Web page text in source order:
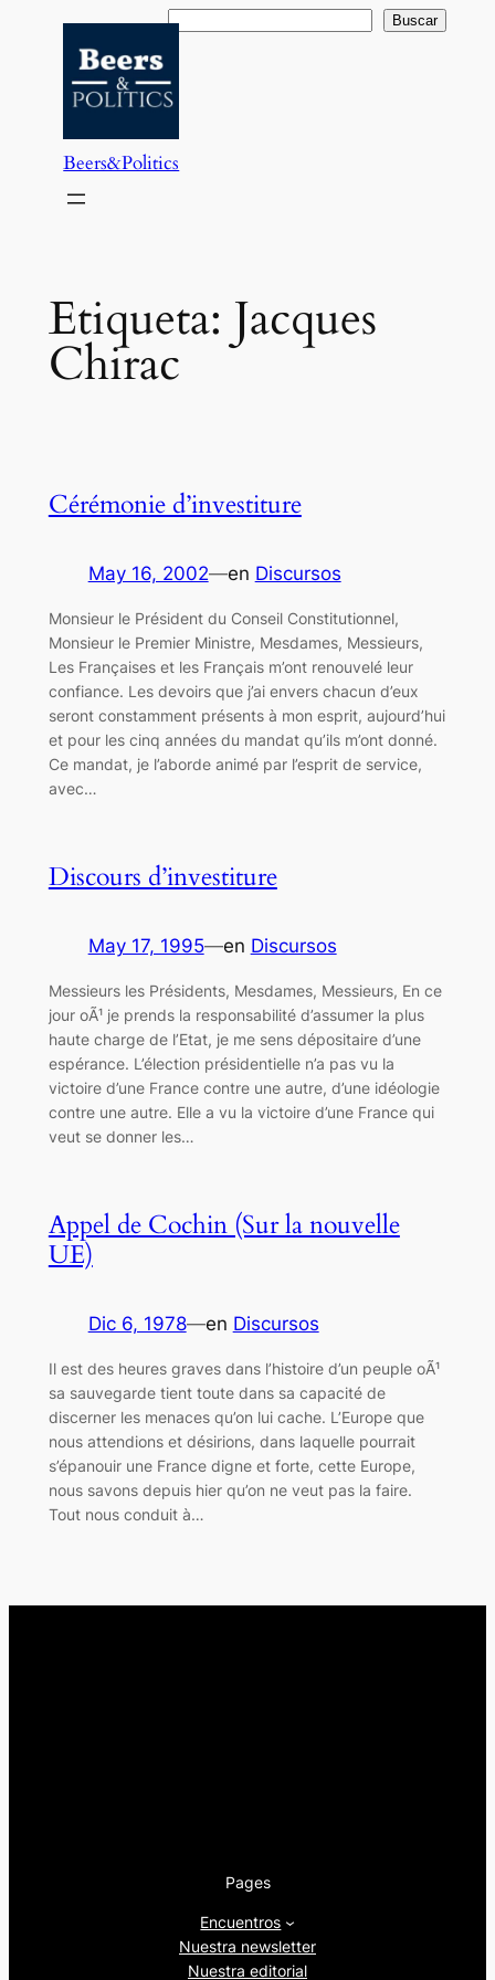
contenido
Buscar Buscar
Beers&Politics
Etiqueta: Jacques
Chirac
Cérémonie d’investiture
May 16, 2002—en Discursos
Monsieur le Président du Conseil Constitutionnel,
Monsieur le Premier Ministre, Mesdames, Messieurs,
Les Françaises et les Français m’ont renouvelé leur
confiance. Les devoirs que j’ai envers chacun d’eux
seront constamment présents à mon esprit, aujourd’hui
et pour les cinq années du mandat qu’ils m’ont donné.
Ce mandat, je l’aborde animé par l’esprit de service,
avec…
Discours d’investiture
May 17, 1995—en Discursos
Messieurs les Présidents, Mesdames, Messieurs, En ce
jour oÃ¹ je prends la responsabilité d’assumer la plus
haute charge de l’Etat, je me sens dépositaire d’une
espérance. L’élection présidentielle n’a pas vu la
victoire d’une France contre une autre, d’une idéologie
contre une autre. Elle a vu la victoire d’une France qui
veut se donner les…
Appel de Cochin (Sur la nouvelle
UE)
Dic 6, 1978—en Discursos
Il est des heures graves dans l’histoire d’un peuple oÃ¹
sa sauvegarde tient toute dans sa capacité de
discerner les menaces qu’on lui cache. L’Europe que
nous attendions et désirions, dans laquelle pourrait
s’épanouir une France digne et forte, cette Europe,
nous savons depuis hier qu’on ne veut pas la faire.
Tout nous conduit à…
Pages
Encuentros
Nuestra newsletter
Nuestra editorial